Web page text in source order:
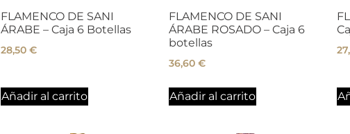
FLAMENCO DE SANI
ÁRABE – Caja 6 Botellas
28,50 €
Añadir al carrito
FLAMENCO DE SANI
ÁRABE ROSADO – Caja 6
botellas
36,60 €
Añadir al carrito